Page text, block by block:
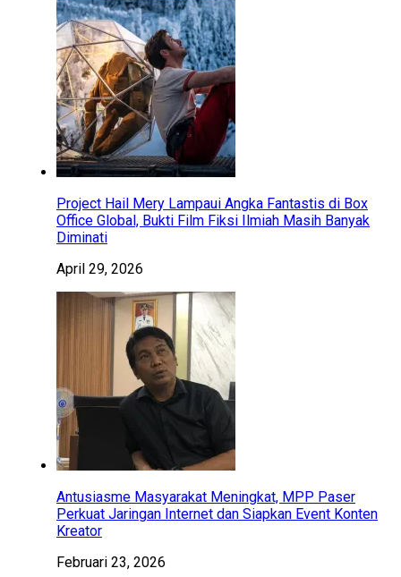
Project Hail Mery Lampaui Angka Fantastis di Box
Office Global, Bukti Film Fiksi Ilmiah Masih Banyak
Diminati
April 29, 2026
Antusiasme Masyarakat Meningkat, MPP Paser
Perkuat Jaringan Internet dan Siapkan Event Konten
Kreator
Februari 23, 2026